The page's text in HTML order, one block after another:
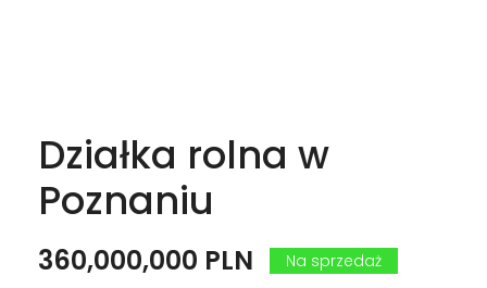
Działka rolna w
Poznaniu
360,000,000 PLN
Na sprzedaż